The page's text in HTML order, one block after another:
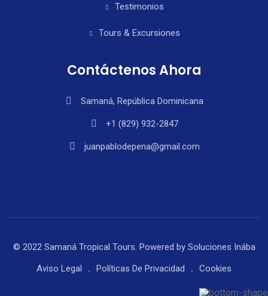
Testimonios
Tours & Excursiones
Contáctenos Ahora
Samaná, República Dominicana
+1 (829) 932-2847
juanpablodepena@gmail.com
© 2022 Samaná Tropical Tours. Powered by Soluciones Inába
Aviso Legal
Políticas De Privacidad Cookies